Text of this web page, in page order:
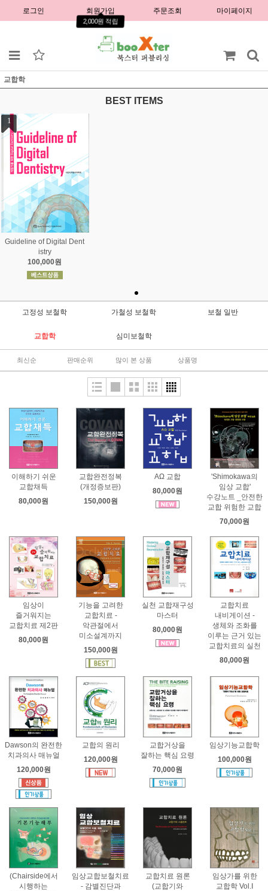
로그인 회원가입
2,000원 적립
주문조회 마이페이지
교합학
BEST ITEMS
1
Guideline of Digital Dent
istry
100,000원
고정성 보철학 가철성 보철학 보철 일반
교합학 심미보철학
최신순 판매순위 많이 본 상품 상품명
이해하기 쉬운
교합채득
80,000원
교합완전정복
(개정증보판)
150,000원
AΩ 교합
80,000원
'Shimokawa의
임상 교합'
수강노트 _안전한
교합 위험한 교합
70,000원
임상이
즐거워지는
교합치료 제2판
80,000원
기능을 고려한
교합치료 -
악관절에서
미소설계까지
150,000원
실천 교합재구성
마스터
80,000원
교합치료
내비게이션 -
생체와 조화를
이루는 근거 있는
교합치료의 실천
80,000원
Dawson의 완전한
치과의사 매뉴얼
120,000원
교합의 원리
120,000원
교합거상을
잘하는 핵심 요령
70,000원
임상기능교합학
100,000원
(Chairside에서
시행하는
임상교합보철치료
- 감별진단과
교합치료 원론
(교합기와
임상가를 위한
교합학 Vol.Ⅰ